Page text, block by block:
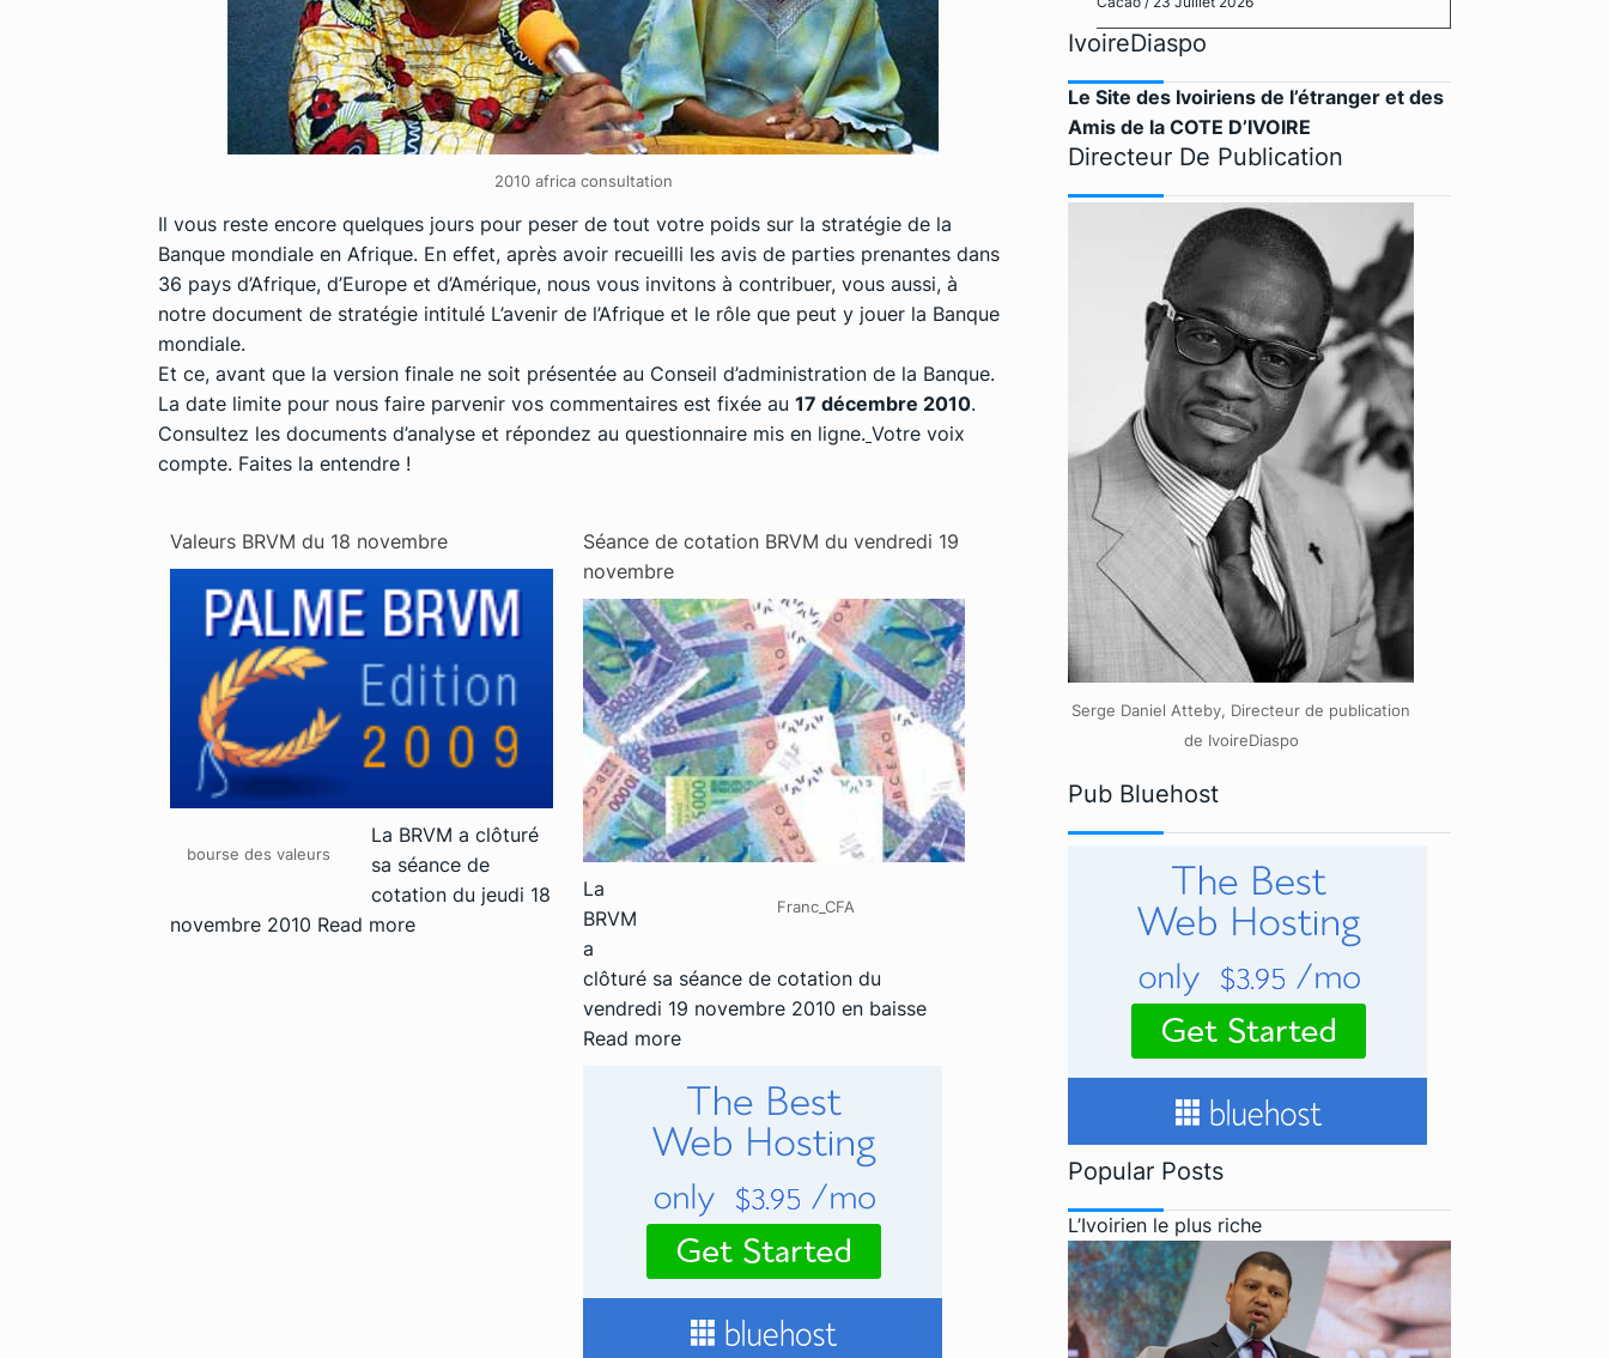
2010 africa consultation
Il vous reste encore quelques jours pour peser de tout votre poids sur la stratégie de la
Banque mondiale en Afrique. En effet, après avoir recueilli les avis de parties prenantes dans
36 pays d’Afrique, d’Europe et d’Amérique, nous vous invitons à contribuer, vous aussi, à
notre document de stratégie intitulé L’avenir de l’Afrique et le rôle que peut y jouer la Banque
mondiale.
Et ce, avant que la version finale ne soit présentée au Conseil d’administration de la Banque.
La date limite pour nous faire parvenir vos commentaires est fixée au 17 décembre 2010.
Consultez les documents d’analyse et répondez au questionnaire mis en ligne. Votre voix
compte. Faites la entendre !
Valeurs BRVM du 18 novembre
bourse des valeurs
La BRVM a clôturé
sa séance de
cotation du jeudi 18
novembre 2010 Read more
Séance de cotation BRVM du vendredi 19
novembre
Franc_CFA
La
BRVM
a
clôturé sa séance de cotation du
vendredi 19 novembre 2010 en baisse
Read more
IvoireDiaspo
Le Site des Ivoiriens de l’étranger et des
Amis de la COTE D’IVOIRE
Directeur De Publication
Serge Daniel Atteby, Directeur de publication
de IvoireDiaspo
Pub Bluehost
Popular Posts
L’Ivoirien le plus riche